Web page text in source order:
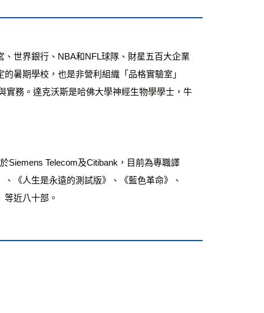
世界銀行、NBA和NFL球隊、財星五百大企業
暑期學校，也是非營利組織「品格實驗室」
實務。達克沃斯是哈佛大學神經生物學學士，牛
Siemens Telecom及Citibank，目前為專職譯
《人生是永遠的測試版》、《藍色革命》、
等近八十部。